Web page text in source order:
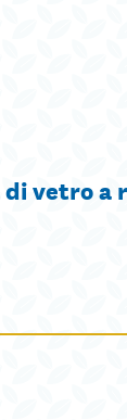
vetro a